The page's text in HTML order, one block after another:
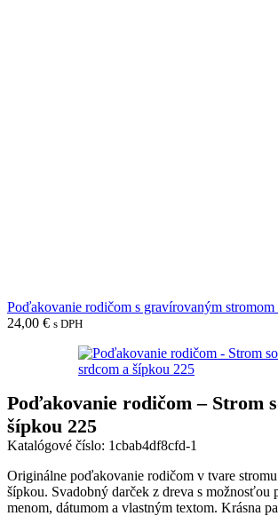
Poďakovanie rodičom s gravírovaným
24,00 € s DPH
Poďakovanie rodičom – Strom
šípkou 225
Katalógové číslo: 1cbab4df8cfd-1
Originálne poďakovanie rodičom v tvare stromu
šípkou. Svadobný darček z dreva s možnosťou
menom, dátumom a vlastným textom. Krásna